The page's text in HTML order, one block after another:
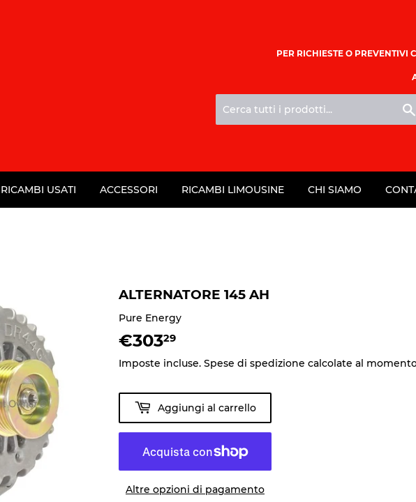
PER RICHIESTE O PREVENTIVI
RICAMBI USATI ACCESSORI RICAMBI LIMOUSINE CHI SIAMO
ALTERNATORE 145 AH
Pure Energy
€30329
Imposte incluse. Spese di spedizione calcolate al
Aggiungi al carrello
Altre opzioni di pagamento